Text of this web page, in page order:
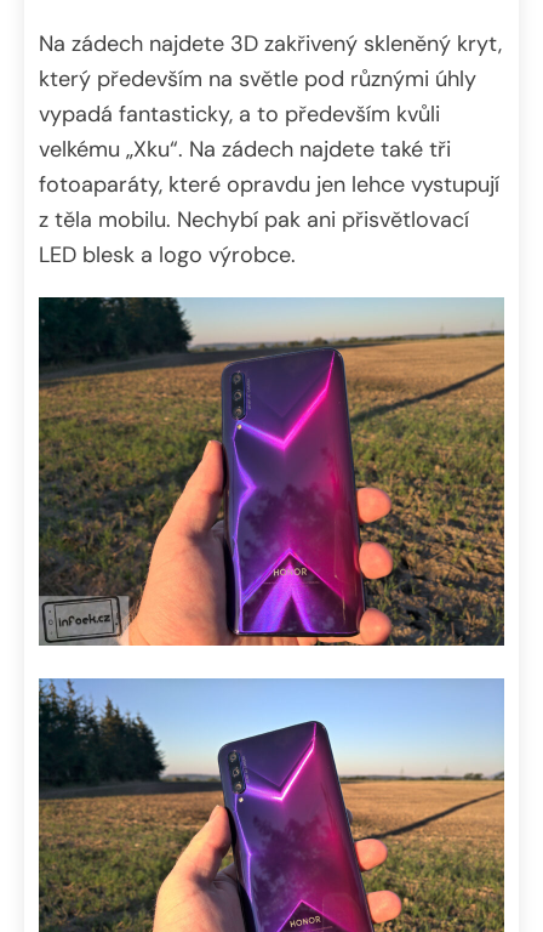
Na zádech najdete 3D zakřivený skleněný kryt,
který především na světle pod různými úhly
vypadá fantasticky, a to především kvůli
velkému „Xku“. Na zádech najdete také tři
fotoaparáty, které opravdu jen lehce vystupují
z těla mobilu. Nechybí pak ani přisvětlovací
LED blesk a logo výrobce.